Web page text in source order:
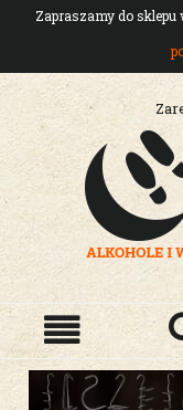
Zapraszamy do